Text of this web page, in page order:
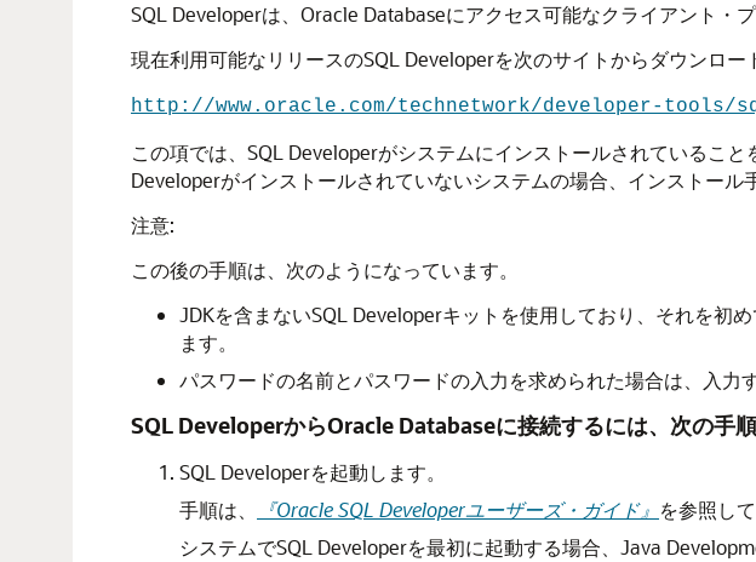
SQL Developerは、Oracle Databaseにアクセス可能なクライアント・プ
現在利用可能なリリースのSQL Developerを次のサイトからダウンロー
http://www.oracle.com/technetwork/developer-tools/
この項では、SQL Developerがシステムにインストールされているこ
Developerがインストールされていないシステムの場合、インストール
注意:
この後の手順は、次のようになっています。
JDKを含まないSQL Developerキットを使用しており、それを初
ます。
パスワードの名前とパスワードの入力を求められた場合は、入力
SQL DeveloperからOracle Databaseに接続するには、次の手順
SQL Developerを起動します。
手順は、
『Oracle SQL Developerユーザーズ・ガイド』 を参照し
システムでSQL Developerを最初に起動する場合、Java